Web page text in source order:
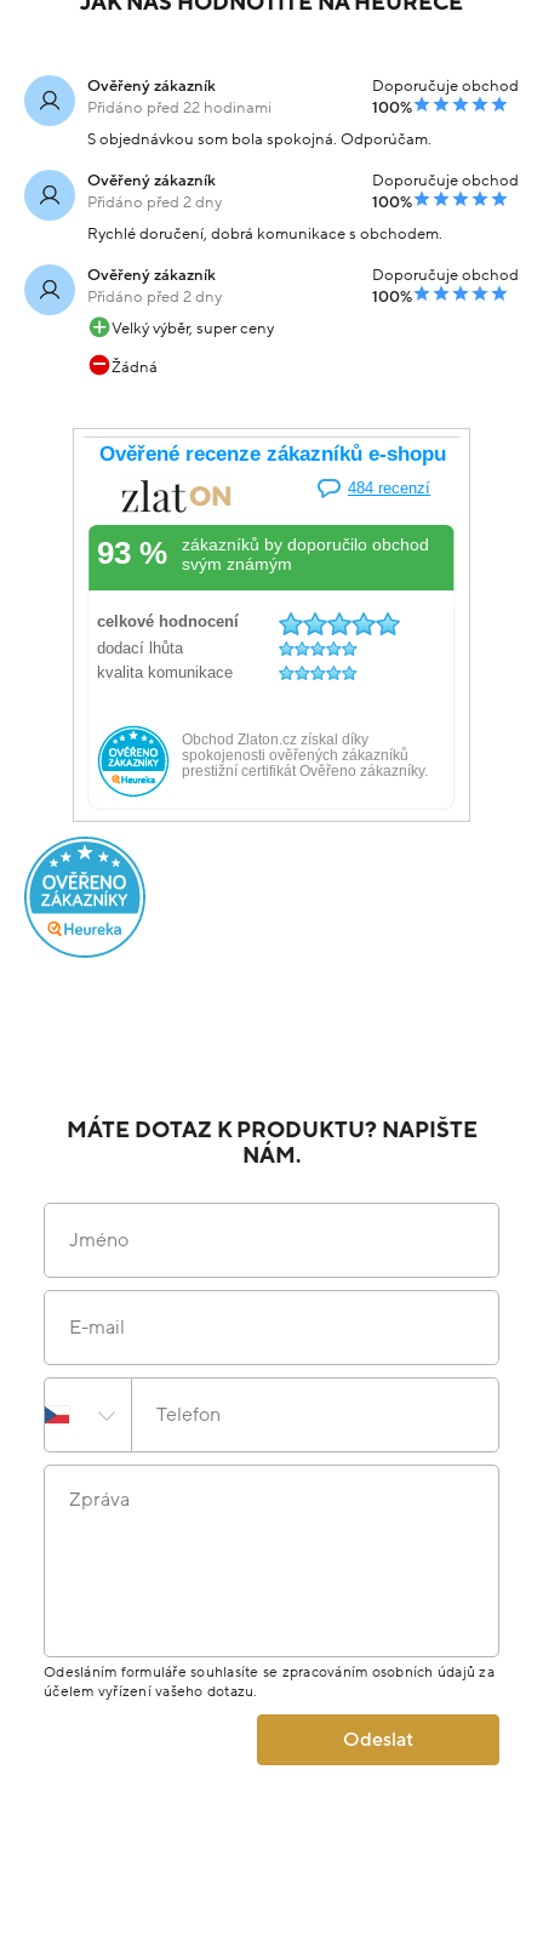
Ověřený zákazník
Přidáno před 22 hodinami
Doporučuje obchod
100%
S objednávkou som bola spokojná. Odporúčam.
Ověřený zákazník
Přidáno před 2 dny
Doporučuje obchod
100%
Rychlé doručení, dobrá komunikace s obchodem.
Ověřený zákazník
Přidáno před 2 dny
Doporučuje obchod
100%
Velký výběr, super ceny
Žádná
MÁTE DOTAZ K PRODUKTU? NAPIŠTE
NÁM.
Jméno
E-mail
Telefon
Zpráva
Odesláním formuláře souhlasíte se zpracováním osobních údajů za
účelem vyřízení vašeho dotazu.
Odeslat